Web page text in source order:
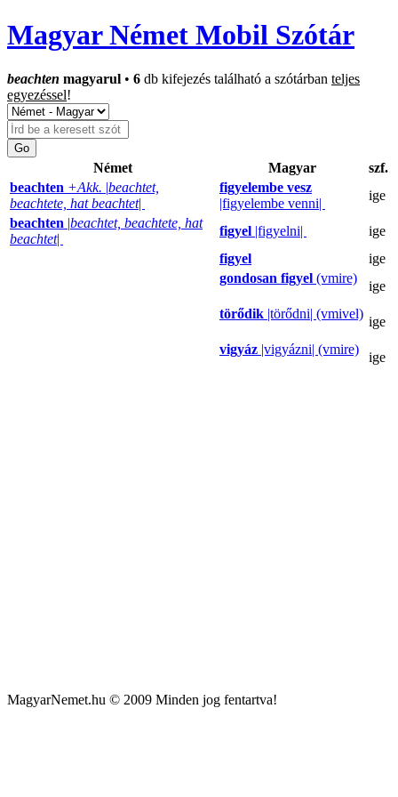
Magyar Német Mobil Szótár
beachten magyarul • 6 db kifejezés található a szótárban teljes
egyezéssel!
Német Magyar
szf.
beachten +Akk. |beachtet,
beachtete, hat beachtet|
figyelembe vesz
|figyelembe venni|
ige
beachten |beachtet, beachtete, hat
beachtet|
figyel |figyelni|
ige
figyel
ige
gondosan figyel (vmire)
ige
törődik |törődni| (vmivel)
ige
vigyáz |vigyázni| (vmire)
ige
MagyarNemet.hu © 2009 Minden jog fentartva!